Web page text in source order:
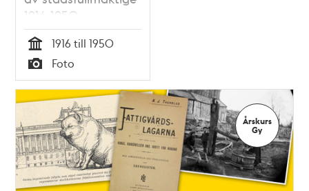
1916-1950
Tid
1916 till 1950
Typ
Foto
Årskurs
Gy